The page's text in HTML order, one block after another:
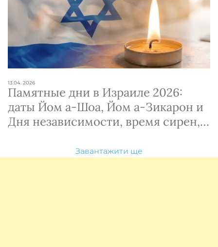
13.04. 2026
Памятные дни в Израиле 2026:
даты Йом а-Шоа, Йом а-Зикарон и
Дня независимости, время сирен,
Завантажити ще